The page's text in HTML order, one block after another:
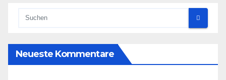
Neueste Kommentare